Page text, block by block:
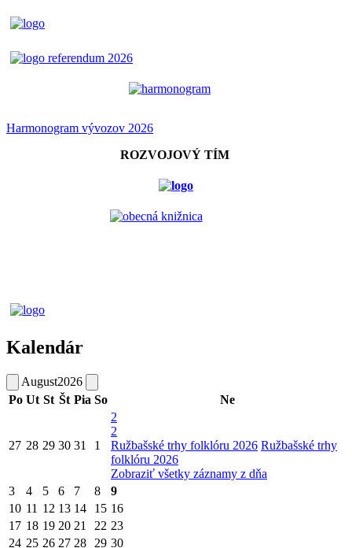
Harmonogram vývozov 2026
ROZVOJOVÝ TÍM
Kalendár
August2026
Po Ut St Št Pia So Ne
27 28 29 30 31 1
2
2
Ružbašské trhy folklóru 2026 Ružbašské trhy
folklóru 2026
Zobraziť všetky záznamy z dňa
3
4 5 6 7 8
9
10 11 12 13 14 15 16
17 18 19 20 21 22 23
24 25 26 27 28 29 30